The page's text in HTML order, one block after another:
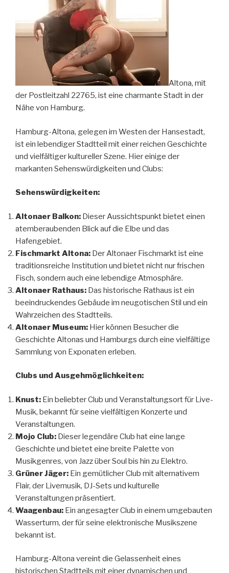
Altona, mit
der Postleitzahl 22765, ist eine charmante Stadt in der
Nähe von Hamburg.
Hamburg-Altona, gelegen im Westen der Hansestadt,
ist ein lebendiger Stadtteil mit einer reichen Geschichte
und vielfältiger kultureller Szene. Hier einige der
markanten Sehenswürdigkeiten und Clubs:
Sehenswürdigkeiten:
Altonaer Balkon: Dieser Aussichtspunkt bietet einen
atemberaubenden Blick auf die Elbe und das
Hafengebiet.
Fischmarkt Altona: Der Altonaer Fischmarkt ist eine
traditionsreiche Institution und bietet nicht nur frischen
Fisch, sondern auch eine lebendige Atmosphäre.
Altonaer Rathaus: Das historische Rathaus ist ein
beeindruckendes Gebäude im neugotischen Stil und ein
Wahrzeichen des Stadtteils.
Altonaer Museum: Hier können Besucher die
Geschichte Altonas und Hamburgs durch eine vielfältige
Sammlung von Exponaten erleben.
Clubs und Ausgehmöglichkeiten:
Knust: Ein beliebter Club und Veranstaltungsort für Live-
Musik, bekannt für seine vielfältigen Konzerte und
Veranstaltungen.
Mojo Club: Dieser legendäre Club hat eine lange
Geschichte und bietet eine breite Palette von
Musikgenres, von Jazz über Soul bis hin zu Elektro.
Grüner Jäger: Ein gemütlicher Club mit alternativem
Flair, der Livemusik, DJ-Sets und kulturelle
Veranstaltungen präsentiert.
Waagenbau: Ein angesagter Club in einem umgebauten
Wasserturm, der für seine elektronische Musikszene
bekannt ist.
Hamburg-Altona vereint die Gelassenheit eines
historischen Stadtteils mit einer dynamischen und